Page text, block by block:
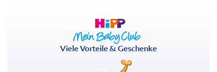
Viele Vorteile & Geschenke